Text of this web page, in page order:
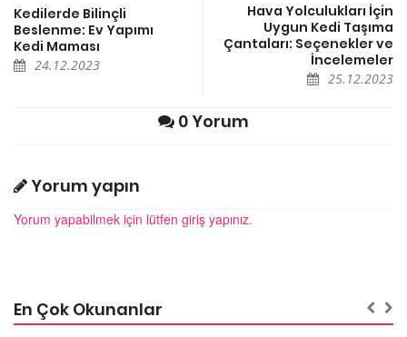
Kedilerde Bilinçli
Beslenme: Ev Yapımı
Kedi Maması
24.12.2023
Hava Yolculukları İçin
Uygun Kedi Taşıma
Çantaları: Seçenekler ve
İncelemeler
25.12.2023
0 Yorum
Yorum yapın
Yorum yapabilmek için lütfen giriş yapınız.
En Çok Okunanlar